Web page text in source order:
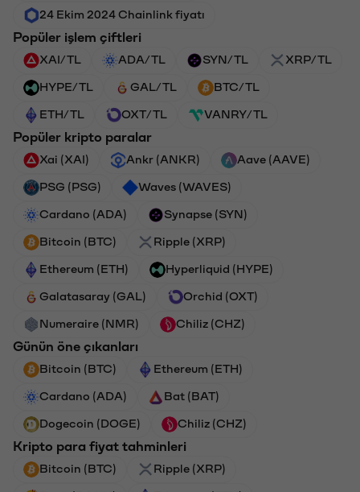
24 Ekim 2024 Chainlink fiyatı
Popüler işlem çiftleri
XAI/TL ADA/TL SYN/TL XRP/TL
HYPE/TL GAL/TL BTC/TL
ETH/TL OXT/TL VANRY/TL
Popüler kripto paralar
Xai (XAI) Ankr (ANKR) Aave (AAVE)
PSG (PSG) Waves (WAVES)
Cardano (ADA) Synapse (SYN)
Bitcoin (BTC) Ripple (XRP)
Ethereum (ETH) Hyperliquid (HYPE)
Galatasaray (GAL) Orchid (OXT)
Numeraire (NMR) Chiliz (CHZ)
Günün öne çıkanları
Bitcoin (BTC) Ethereum (ETH)
Cardano (ADA) Bat (BAT)
Dogecoin (DOGE) Chiliz (CHZ)
Kripto para fiyat tahminleri
Bitcoin (BTC) Ripple (XRP)